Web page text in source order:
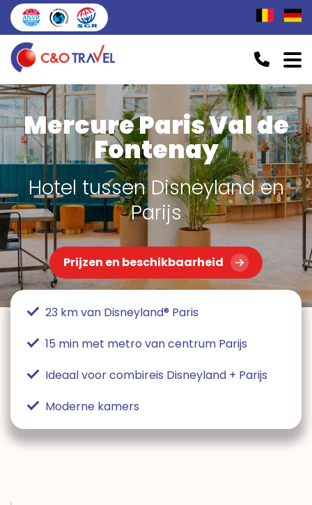
Mercure Paris Val de
Fontenay
Hotel tussen Disneyland en
Parijs
Prijzen en beschikbaarheid
23 km van Disneyland® Paris
15 min met metro van centrum Parijs
Ideaal voor combireis Disneyland + Parijs
Moderne kamers